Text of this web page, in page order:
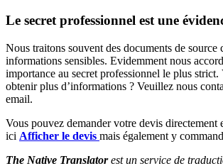
Le secret professionnel est une
Nous traitons souvent des documents de source
informations sensibles. Evidemment nous
importance au secret professionnel le plus strict.
obtenir plus d’informations ? Veuillez nous
email.
Vous pouvez demander votre devis directement
ici Afficher le devis mais également y
The Native Translatorest un service de